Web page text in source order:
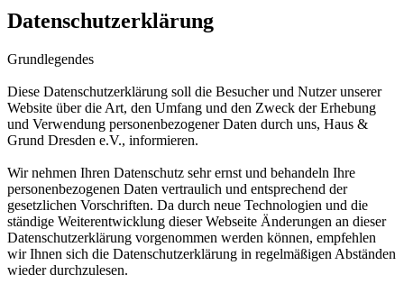
Datenschutzerklärung
Grundlegendes
Diese Datenschutzerklärung soll die Besucher und Nutzer unserer
Website über die Art, den Umfang und den Zweck der Erhebung
und Verwendung personenbezogener Daten durch uns, Haus &
Grund Dresden e.V., informieren.
Wir nehmen Ihren Datenschutz sehr ernst und behandeln Ihre
personenbezogenen Daten vertraulich und entsprechend der
gesetzlichen Vorschriften. Da durch neue Technologien und die
ständige Weiterentwicklung dieser Webseite Änderungen an dieser
Datenschutzerklärung vorgenommen werden können, empfehlen
wir Ihnen sich die Datenschutzerklärung in regelmäßigen Abständen
wieder durchzulesen.